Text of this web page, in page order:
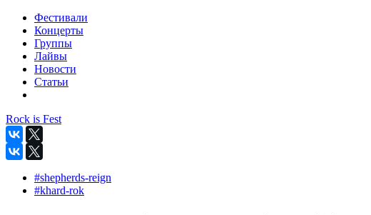
Фестивали
Концерты
Группы
Лайвы
Новости
Статьи
Rock is Fest
#shepherds-reign
#khard-rok